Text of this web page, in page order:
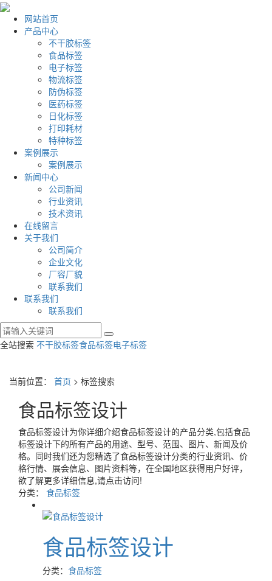
网站首页
产品中心
不干胶标签
食品标签
电子标签
物流标签
防伪标签
医药标签
日化标签
打印耗材
特种标签
案例展示
案例展示
新闻中心
公司新闻
行业资讯
技术资讯
在线留言
关于我们
公司简介
企业文化
厂容厂貌
联系我们
联系我们
联系我们
全站搜索 不干胶标签食品标签电子标签
当前位置： 首页 > 标签搜索
食品标签设计
食品标签设计为你详细介绍食品标签设计的产品分类,包括食品
标签设计下的所有产品的用途、型号、范围、图片、新闻及价
格。同时我们还为您精选了食品标签设计分类的行业资讯、价
格行情、展会信息、图片资料等，在全国地区获得用户好评，
欲了解更多详细信息,请点击访问!
分类：
食品标签
食品标签设计
分类： 食品标签